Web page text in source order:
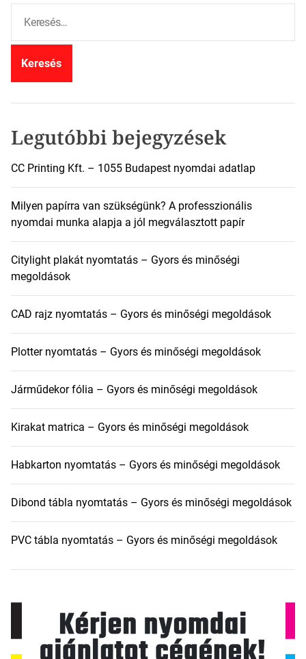
r
Legutóbbi bejegyzések
CC Printing Kft. – 1055 Budapest nyomdai adatlap
Milyen papírra van szükségünk? A professzionális
nyomdai munka alapja a jól megválasztott papír
Citylight plakát nyomtatás – Gyors és minőségi
megoldások
CAD rajz nyomtatás – Gyors és minőségi megoldások
Plotter nyomtatás – Gyors és minőségi megoldások
Járműdekor fólia – Gyors és minőségi megoldások
Kirakat matrica – Gyors és minőségi megoldások
Habkarton nyomtatás – Gyors és minőségi megoldások
Dibond tábla nyomtatás – Gyors és minőségi megoldások
PVC tábla nyomtatás – Gyors és minőségi megoldások